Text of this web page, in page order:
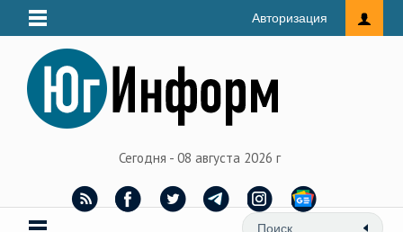
Авторизация
Сегодня - 08 августа 2026 г